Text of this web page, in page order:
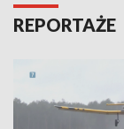
REPORTAŻE